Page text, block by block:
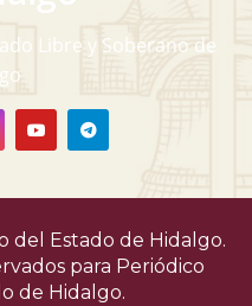
Libre y Soberano de
del Estado de Hidalgo.
para Periódico
de Hidalgo.